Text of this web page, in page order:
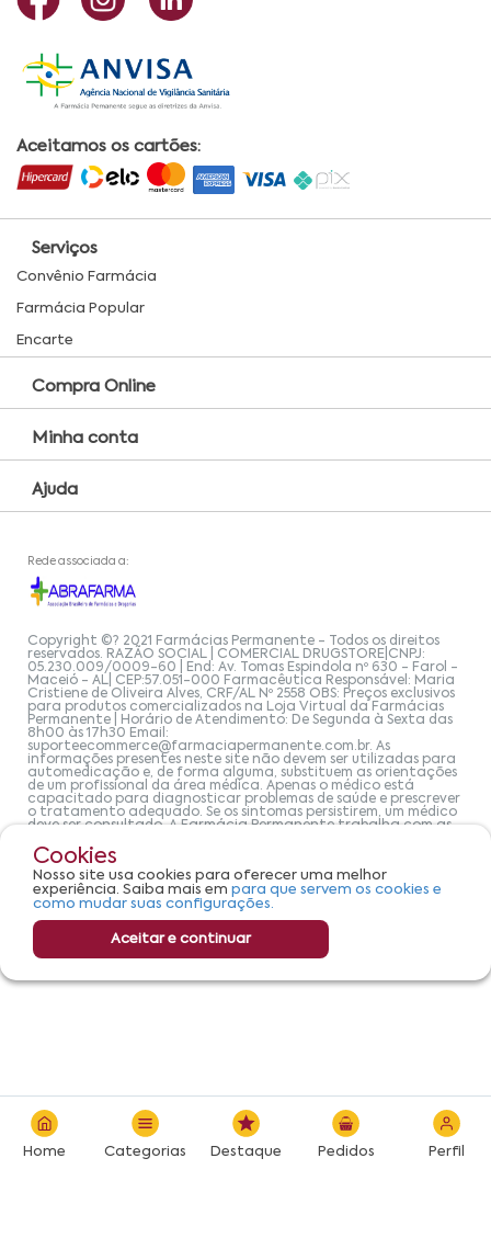
Cookies
Nosso site usa cookies para oferecer uma melhor
experiência. Saiba mais em para que servem os cookies e
como mudar suas configurações.
Aceitar e continuar
Home Categorias Destaque Pedidos Perfil
Aceitamos os cartões:
Serviços
Convênio Farmácia
Farmácia Popular
Encarte
Compra Online
Minha conta
Ajuda
Rede associada a:
Copyright ©? 2021 Farmácias Permanente - Todos os direitos
reservados. RAZÃO SOCIAL | COMERCIAL DRUGSTORE|CNPJ:
05.230.009/0009-60 | End: Av. Tomas Espindola nº 630 - Farol -
Maceió - AL| CEP:57.051-000 Farmacêutica Responsável: Maria
Cristiene de Oliveira Alves, CRF/AL Nº 2558 OBS: Preços exclusivos
para produtos comercializados na Loja Virtual da Farmácias
Permanente | Horário de Atendimento: De Segunda à Sexta das
8h00 às 17h30 Email:
suporteecommerce@farmaciapermanente.com.br. As
informações presentes neste site não devem ser utilizadas para
automedicação e, de forma alguma, substituem as orientações
de um profissional da área médica. Apenas o médico está
capacitado para diagnosticar problemas de saúde e prescrever
o tratamento adequado. Se os sintomas persistirem, um médico
deve ser consultado. A Farmácia Permanente trabalha com as
você possa realizar suas compras com tranquilidade. A
privacidade e a segurança dos clientes são compromissos da
Farmácias Permanente. Todos os pedidos efetuados estão
sujeitos à confirmação da disponibilidade de produto em nosso
estoque.